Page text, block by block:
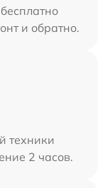
и обратно.
техники
2 часов.